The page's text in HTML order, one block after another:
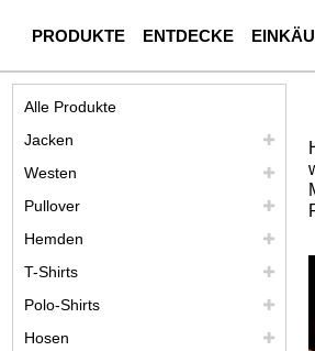
PRODUKTE ENTDECKE
Alle Produkte
Jacken
Westen
Pullover
Hemden
T-Shirts
Polo-Shirts
Hosen